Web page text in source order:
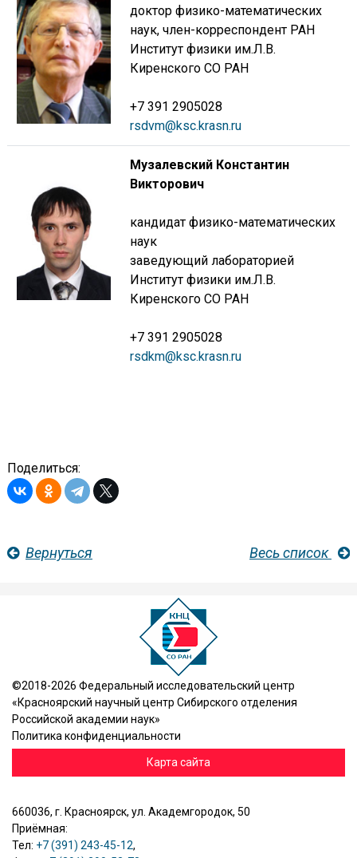
доктор физико-математических
наук, член-корреспондент РАН
Институт физики им.Л.В.
Киренского СО РАН
+7 391 2905028
rsdvm@ksc.krasn.ru
Музалевский Константин
Викторович
кандидат физико-математических
наук
заведующий лабораторией
Институт физики им.Л.В.
Киренского СО РАН
+7 391 2905028
rsdkm@ksc.krasn.ru
Поделиться:
Вернуться Весь список
©2018-2026 Федеральный исследовательский центр
«Красноярский научный центр Сибирского отделения
Российской академии наук»
Политика конфиденциальности
Карта сайта
660036, г. Красноярск, ул. Академгородок, 50
Приёмная:
Тел: +7 (391) 243-45-12,